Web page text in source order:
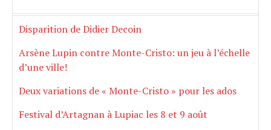
Disparition de Didier Decoin
Arsène Lupin contre Monte-Cristo: un jeu à l’échelle
d’une ville!
Deux variations de « Monte-Cristo » pour les ados
Festival d’Artagnan à Lupiac les 8 et 9 août